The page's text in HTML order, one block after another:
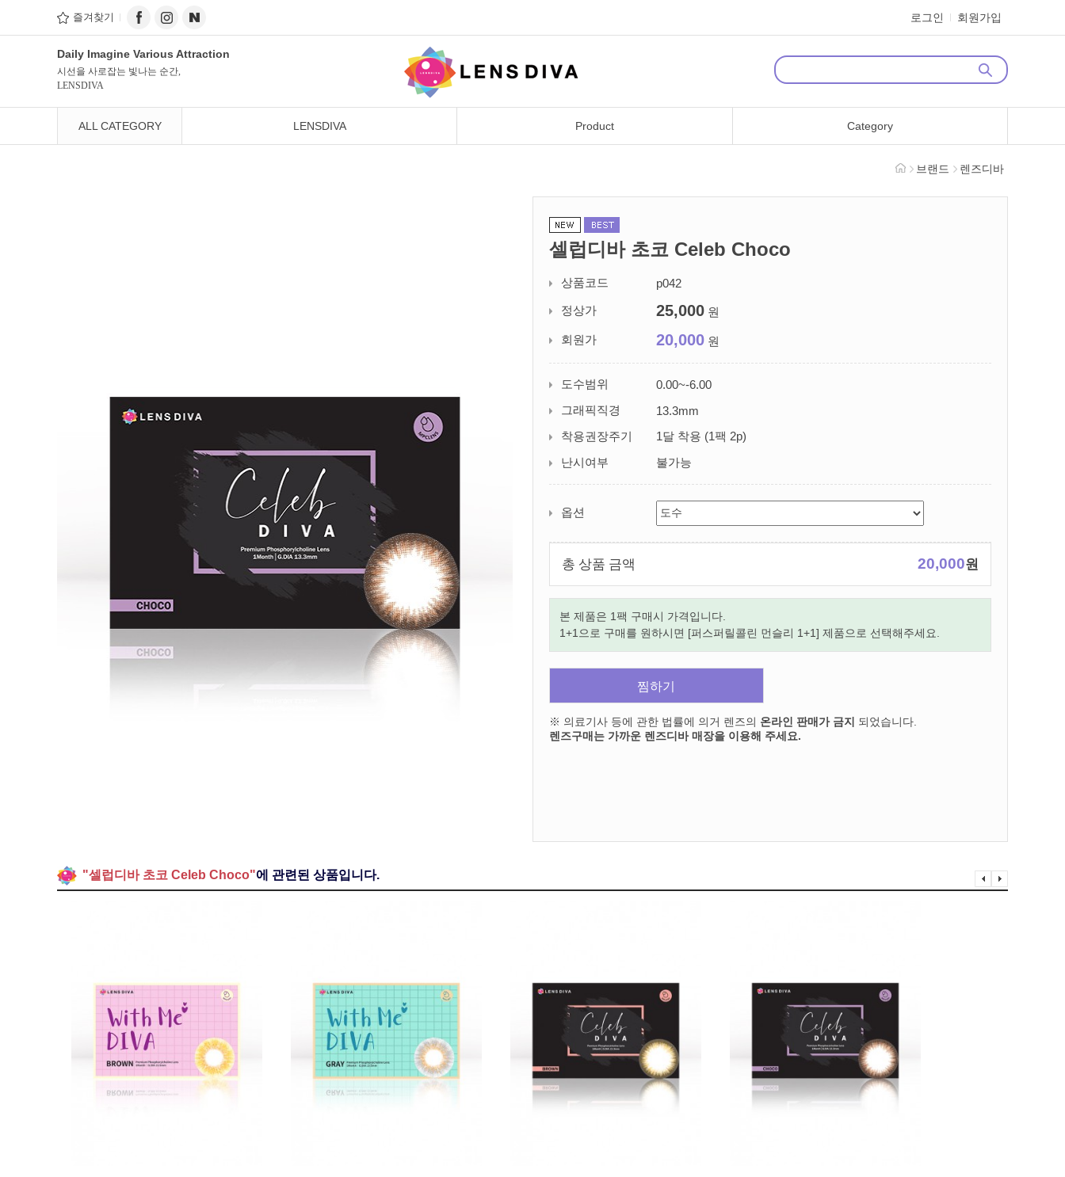
즐겨찾기 로그인 회원가입
Daily Imagine Various Attraction
시선을 사로잡는 빛나는 순간,
LENSDIVA
LENSDIVA Product Category
ALL CATEGORY
브랜드 렌즈디바
셀럽디바 초코 Celeb Choco
상품코드
p042
정상가
25,000 원
회원가 20,000 원
도수범위
0.00~-6.00
그래픽직경
13.3mm
착용권장주기
1달 착용 (1팩 2p)
난시여부
불가능
옵션
총 상품 금액 20,000원
본 제품은 1팩 구매시 가격입니다.
1+1으로 구매를 원하시면 [퍼스퍼릴콜린 먼슬리 1+1] 제품으로 선택해주세요.
찜하기
※ 의료기사 등에 관한 법률에 의거 렌즈의 온라인 판매가 금지 되었습니다.
렌즈구매는 가까운 렌즈디바 매장을 이용해 주세요.
"셀럽디바 초코 Celeb Choco"에 관련된 상품입니다.